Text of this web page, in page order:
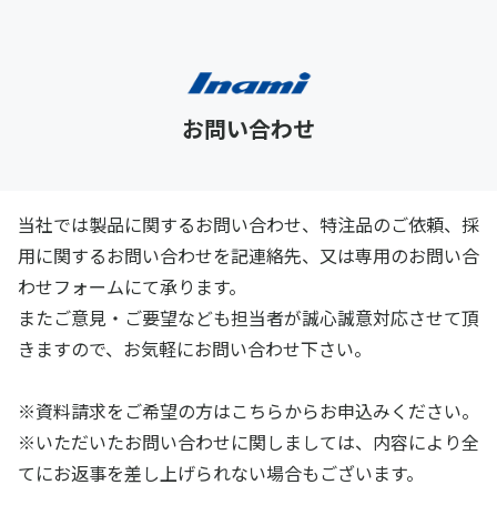
お問い合わせ
当社では製品に関するお問い合わせ、特注品のご依頼、採
用に関するお問い合わせを記連絡先、又は専用のお問い合
わせフォームにて承ります。
またご意見・ご要望なども担当者が誠心誠意対応させて頂
きますので、お気軽にお問い合わせ下さい。
※資料請求をご希望の方はこちらからお申込みください。
※いただいたお問い合わせに関しましては、内容により全
てにお返事を差し上げられない場合もございます。